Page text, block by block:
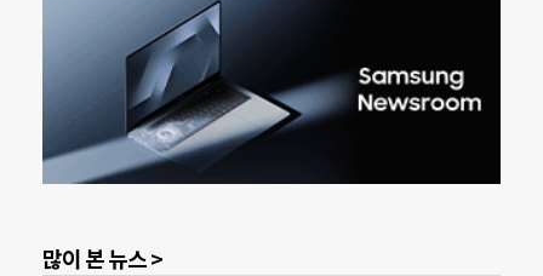
많이 본 뉴스 >